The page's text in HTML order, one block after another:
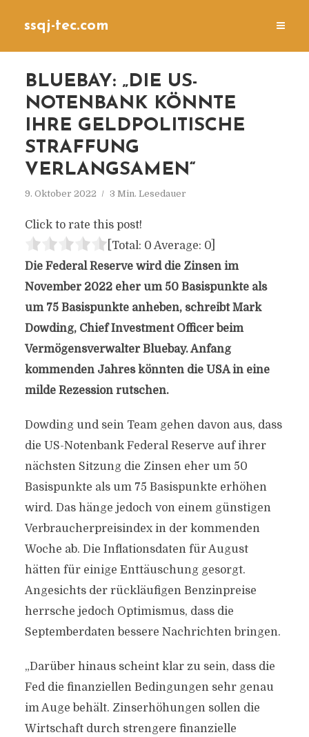
ssqj-tec.com
BLUEBAY: „DIE US-
NOTENBANK KÖNNTE
IHRE GELDPOLITISCHE
STRAFFUNG
VERLANGSAMEN“
9. Oktober 2022 3 Min. Lesedauer
Click to rate this post!
[Total: 0 Average: 0]
Die Federal Reserve wird die Zinsen im
November 2022 eher um 50 Basispunkte als
um 75 Basispunkte anheben, schreibt Mark
Dowding, Chief Investment Officer beim
Vermögensverwalter Bluebay. Anfang
kommenden Jahres könnten die USA in eine
milde Rezession rutschen.
Dowding und sein Team gehen davon aus, dass
die US-Notenbank Federal Reserve auf ihrer
nächsten Sitzung die Zinsen eher um 50
Basispunkte als um 75 Basispunkte erhöhen
wird. Das hänge jedoch von einem günstigen
Verbraucherpreisindex in der kommenden
Woche ab. Die Inflationsdaten für August
hätten für einige Enttäuschung gesorgt.
Angesichts der rückläufigen Benzinpreise
herrsche jedoch Optimismus, dass die
Septemberdaten bessere Nachrichten bringen.
„Darüber hinaus scheint klar zu sein, dass die
Fed die finanziellen Bedingungen sehr genau
im Auge behält. Zinserhöhungen sollen die
Wirtschaft durch strengere finanzielle